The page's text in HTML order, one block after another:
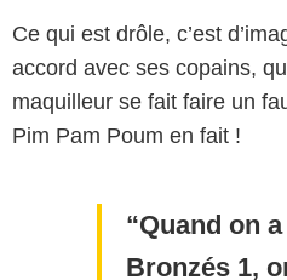
Ce qui est drôle, c’est
accord avec ses copains,
maquilleur se fait faire un
Pim Pam Poum en fait !
Quand on
Bronzés 1,